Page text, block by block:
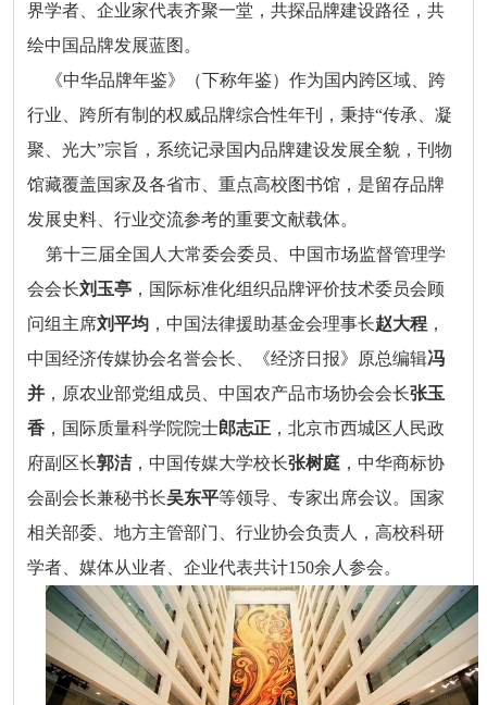
界学者、企业家代表齐聚一堂，共探品牌建设路径，共
绘中国品牌发展蓝图。
《中华品牌年鉴》（下称年鉴）作为国内跨区域、跨
行业、跨所有制的权威品牌综合性年刊，秉持“传承、凝
聚、光大”宗旨，系统记录国内品牌建设发展全貌，刊物
馆藏覆盖国家及各省市、重点高校图书馆，是留存品牌
发展史料、行业交流参考的重要文献载体。
第十三届全国人大常委会委员、中国市场监督管理学
会会长刘玉亭 ，国际标准化组织品牌评价技术委员会顾
问组主席刘平均 ，中国法律援助基金会理事长赵大程 ，
中国经济传媒协会名誉会长、《经济日报》原总编辑冯
并 ，原农业部党组成员、中国农产品市场协会会长张玉
香 ，国际质量科学院院士郎志正 ，北京市西城区人民政
府副区长郭洁，中国传媒大学校长张树庭 ，中华商标协
会副会长兼秘书长吴东平等领导、专家出席会议。国家
相关部委、地方主管部门、行业协会负责人，高校科研
学者、媒体从业者、企业代表共计150余人参会。